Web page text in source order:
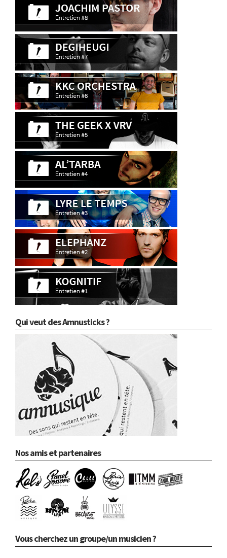
Qui veut des Amnusticks ?
Nos amis et partenaires
Vous cherchez un groupe/un musicien ?